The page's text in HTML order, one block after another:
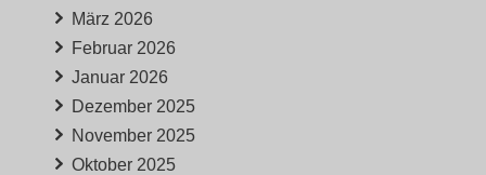
März 2026
Februar 2026
Januar 2026
Dezember 2025
November 2025
Oktober 2025